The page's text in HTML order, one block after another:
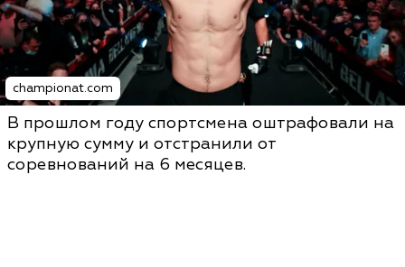
championat.com
В прошлом году спортсмена оштрафовали на
крупную сумму и отстранили от
соревнований на 6 месяцев.